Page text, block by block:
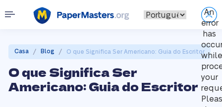
An
error
has
while
your
Casa / Blog / O que Significa Ser Americano: Guia do Escritor
O que Significa Ser
Americano: Guia do Escritor